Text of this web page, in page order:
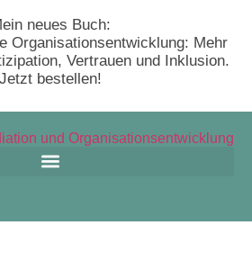
neues Buch:
Organisationsentwicklung: Mehr
Vertrauen und Inklusion.
Jetzt bestellen!